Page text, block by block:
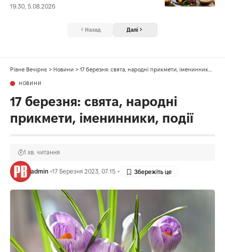
19:30, 5.08.2026
Назад Далі
Рівне Вечірнє > Новини > 17 березня: свята, народні прикмети, іменинники, події
НОВИНИ
17 березня: свята, народні
прикмети, іменинники, події
admin 17 Березня 2023, 07:15
1 хв. читання